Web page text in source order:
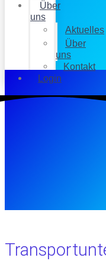
Über
uns
Aktuelles
Über
uns
Kontakt
Login